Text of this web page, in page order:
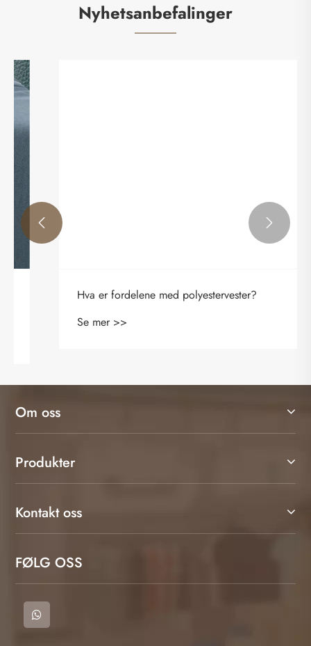
Nyhetsanbefalinger
Hva er fordelene med polyestervester?
Se mer >>
 
Om oss
Produkter
Kontakt oss
FØLG OSS